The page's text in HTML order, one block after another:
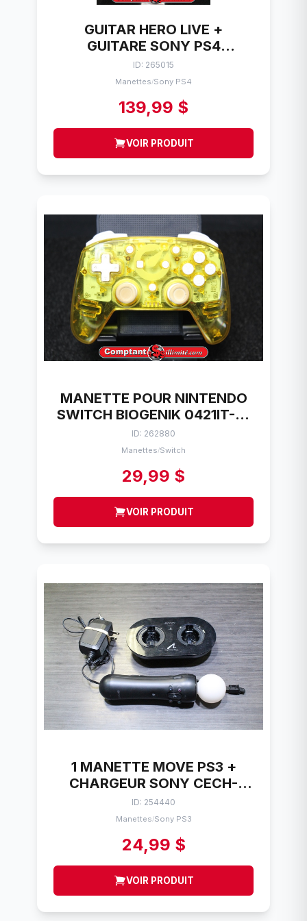
GUITAR HERO LIVE +
GUITARE SONY PS4
(0000654)
ID: 265015
Manettes/Sony PS4
139,99 $
VOIR PRODUIT
MANETTE POUR NINTENDO
SWITCH BIOGENIK 0421IT-01
NS BT PRO CONTROLLER
ID: 262880
Manettes/Switch
29,99 $
VOIR PRODUIT
1 MANETTE MOVE PS3 +
CHARGEUR SONY CECH-
ZCM1U
ID: 254440
Manettes/Sony PS3
24,99 $
VOIR PRODUIT